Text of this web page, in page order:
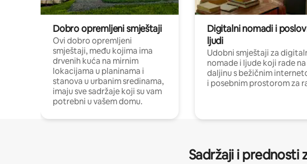
Dobro opremljeni smještaji
Ovi dobro opremljeni
smještaji, među kojima ima
drvenih kuća na mirnim
lokacijama u planinama i
stanova u urbanim sredinama,
imaju sve sadržaje koji su vam
potrebni u vašem domu.
Digitalni nomadi i
ljudi
Udobni smještaji za
nomade i ljude koji rade na
daljinu s bežičnim
i posebnim prostorom za
Sadržaji i prednosti